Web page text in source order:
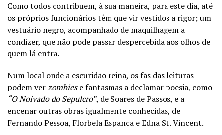
Como todos contribuem, à sua maneira, para este dia, até
os próprios funcionários têm que vir vestidos a rigor; um
vestuário negro, acompanhado de maquilhagem a
condizer, que não pode passar despercebida aos olhos de
quem lá entra.
Num local onde a escuridão reina, os fãs das leituras
podem verzombiese fantasmas a declamar poesia, como
“O Noivado do Sepulcro”, de Soares de Passos, e a
encenar outras obras igualmente conhecidas, de
Fernando Pessoa, Florbela Espanca e Edna St. Vincent.